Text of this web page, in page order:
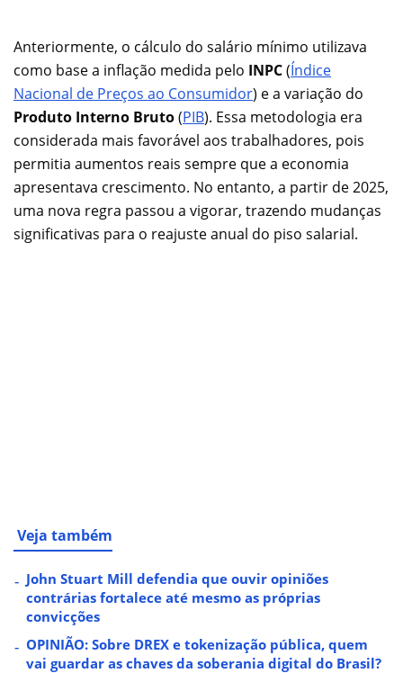
Anteriormente, o cálculo do salário mínimo utilizava
como base a inflação medida pelo INPC(Índice
Nacional de Preços ao Consumidor) e a variação do
Produto Interno Bruto(PIB). Essa metodologia era
considerada mais favorável aos trabalhadores, pois
permitia aumentos reais sempre que a economia
apresentava crescimento. No entanto, a partir de 2025,
uma nova regra passou a vigorar, trazendo mudanças
significativas para o reajuste anual do piso salarial.
Veja também
John Stuart Mill defendia que ouvir opiniões
contrárias fortalece até mesmo as próprias
convicções
OPINIÃO: Sobre DREX e tokenização pública, quem
vai guardar as chaves da soberania digital do Brasil?